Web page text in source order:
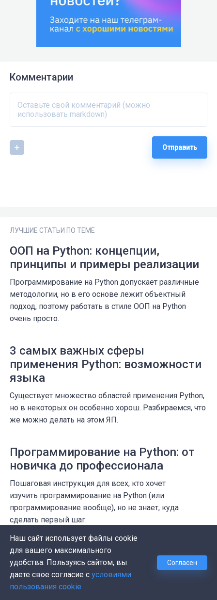
Комментарии
Отправить
ЛУЧШИЕ СТАТЬИ ПО ТЕМЕ
ООП на Python: концепции,
принципы и примеры реализации
Программирование на Python допускает различные
методологии, но в его основе лежит объектный
подход, поэтому работать в стиле ООП на Python
очень просто.
3 самых важных сферы
применения Python: возможности
языка
Существует множество областей применения Python,
но в некоторых он особенно хорош. Разбираемся, что
же можно делать на этом ЯП.
Программирование на Python: от
новичка до профессионала
Пошаговая инструкция для всех, кто хочет
изучить программирование на Python (или
программирование вообще), но не знает, куда
сделать первый шаг.
Реклама
Наш сайт использует файлы cookie
для вашего максимального
удобства. Пользуясь сайтом, вы
даете свое согласие с условиями
пользования cookie
Согласен